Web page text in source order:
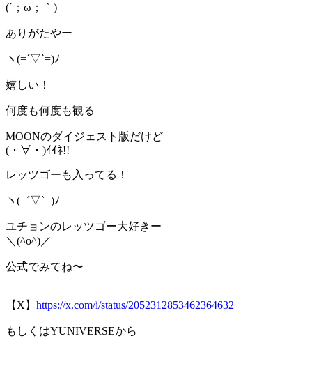
(´；ω；｀)
ありがたやー
ヽ(=´▽`=)ﾉ
嬉しい！
何度も何度も観る
MOONのダイジェスト版だけど
(・∀・)ｲｲﾈ!!
レッツゴーも入ってる！
ヽ(=´▽`=)ﾉ
ユチョンのレッツゴー大好きー
＼(^o^)／
公式でみてね〜
【X】 https://x.com/i/status/2052312853462364632
もしくはYUNIVERSEから